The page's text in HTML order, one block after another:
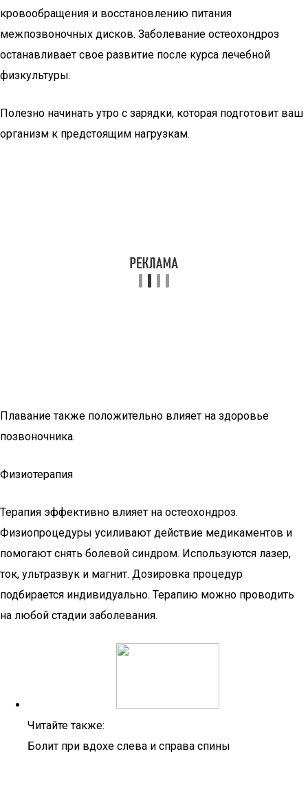
кровообращения и восстановлению питания
межпозвоночных дисков. Заболевание остеохондроз
останавливает свое развитие после курса лечебной
физкультуры.
Полезно начинать утро с зарядки, которая подготовит ваш
организм к предстоящим нагрузкам.
Плавание также положительно влияет на здоровье
позвоночника.
Физиотерапия
Терапия эффективно влияет на остеохондроз.
Физиопроцедуры усиливают действие медикаментов и
помогают снять болевой синдром. Используются лазер,
ток, ультразвук и магнит. Дозировка процедур
подбирается индивидуально. Терапию можно проводить
на любой стадии заболевания.
Читайте также:
Болит при вдохе слева и справа спины